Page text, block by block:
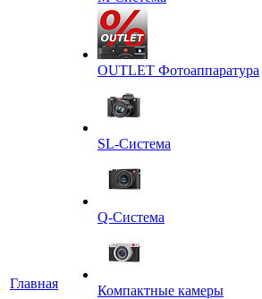
Главная
OUTLET Фотоаппаратура
SL-Система
Q-Cистема
Компактные камеры